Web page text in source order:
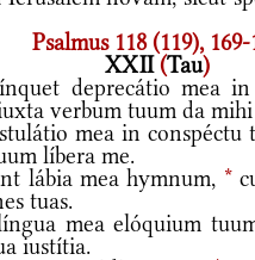
Psalmus 118 (119), 169-
XXII(Tau)
deprecátio mea in
verbum tuum da
mea in conspéctu
líbera me.
lábia mea hymnum, *
tuas.
mea elóquium
iustítia.